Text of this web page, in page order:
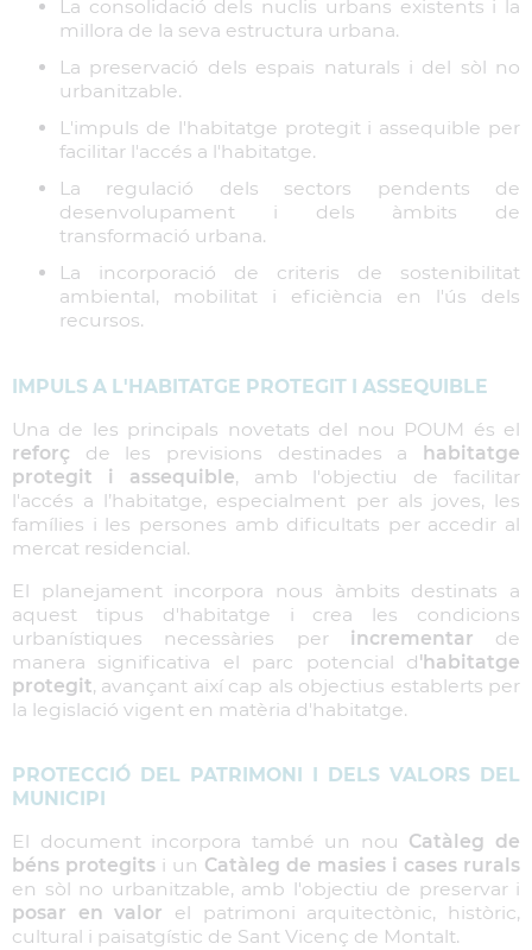
La consolidació dels nuclis urbans existents i la
millora de la seva estructura urbana.
La preservació dels espais naturals i del sòl no
urbanitzable.
L'impuls de l'habitatge protegit i assequible per
facilitar l'accés a l'habitatge.
La regulació dels sectors pendents de
desenvolupament i dels àmbits de
transformació urbana.
La incorporació de criteris de sostenibilitat
ambiental, mobilitat i eficiència en l'ús dels
recursos.
IMPULS A L'HABITATGE PROTEGIT I ASSEQUIBLE
Una de les principals novetats del nou POUM és el
reforç de les previsions destinades a habitatge
protegit i assequible, amb l'objectiu de facilitar
l'accés a l’habitatge, especialment per als joves, les
famílies i les persones amb dificultats per accedir al
mercat residencial.
El planejament incorpora nous àmbits destinats a
aquest tipus d'habitatge i crea les condicions
urbanístiques necessàries per incrementar de
manera significativa el parc potencial d'habitatge
protegit, avançant així cap als objectius establerts per
la legislació vigent en matèria d'habitatge.
PROTECCIÓ DEL PATRIMONI I DELS VALORS DEL
MUNICIPI
El document incorpora també un nou Catàleg de
béns protegits i un Catàleg de masies i cases rurals
en sòl no urbanitzable, amb l'objectiu de preservar i
posar en valor el patrimoni arquitectònic, històric,
cultural i paisatgístic de Sant Vicenç de Montalt.